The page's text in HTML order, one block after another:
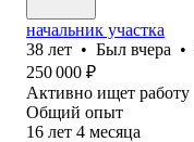
начальник участка
38 лет • Был вчера •
250 000 ₽
Активно ищет работу
Общий опыт
16 лет 4 месяца